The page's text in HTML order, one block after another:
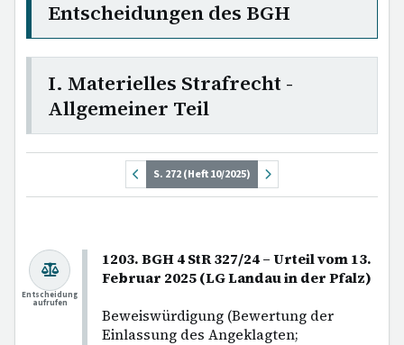
Entscheidungen des BGH
I. Materielles Strafrecht -
Allgemeiner Teil
S. 272 (Heft 10/2025)
1203. BGH 4 StR 327/24 – Urteil vom 13.
Februar 2025 (LG Landau in der Pfalz)
Beweiswürdigung (Bewertung der
Einlassung des Angeklagten;
Entscheidung
aufrufen